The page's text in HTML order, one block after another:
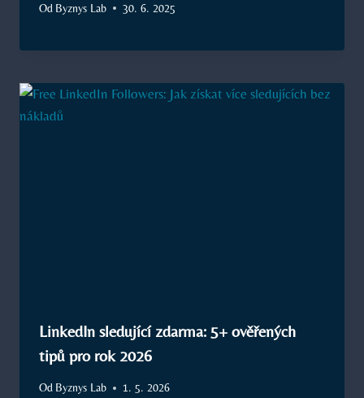
Od Byznys Lab 30. 6. 2025
LinkedIn sledující zdarma: 5+ ověřených
tipů pro rok 2026
Od Byznys Lab 1. 5. 2026